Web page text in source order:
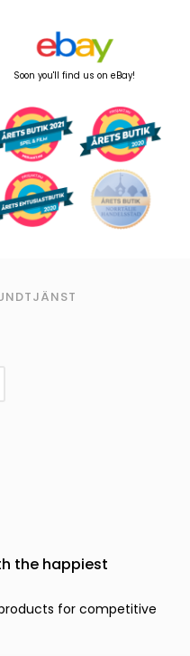
Soon you'll find us on eBay!
the happiest
for competitive